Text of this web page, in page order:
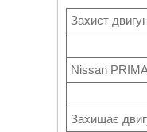
Захист
Nissan
Захищає